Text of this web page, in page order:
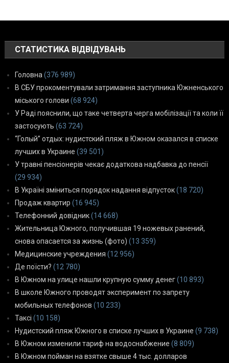
СТАТИСТИКА ВІДВІДУВАНЬ
Головна (376 989)
В СБУ прокоментували затримання заступника Южненського
міського голови (68 924)
У Раді пояснили, що таке четверта черга мобілізації та коли її
застосують (63 724)
“Голый” отдых: нудистский пляж в Южном оказался в списке
лучших в Украине (39 501)
У травні пенсіонерів чекає додаткова надбавка до пенсії
(29 934)
В Україні зміниться порядок надання відпусток(18 720)
Продаж квартир (16 945)
Телефонний довідник(14 668)
Жительница Южного, получившая 19 ножевых ранений,
снова опасается за жизнь (фото) (13 359)
Медицинские учреждения (12 956)
Де поїсти? (12 780)
В Южном на улице нашли крупную сумму денег(10 893)
В школе Южного проводят эксперимент по запрету
мобильных телефонов (10 233)
Таксі (10 158)
Нудистский пляж Южного в списке лучших в Украине (9 738)
В Южном изменили тариф на водоснабжение (8 809)
В Южном пойман на взятке свыше 4 тыс. долларов